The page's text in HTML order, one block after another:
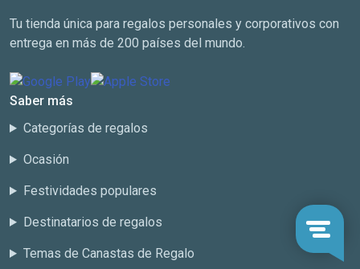
Tu tienda única para regalos personales y corporativos con
entrega en más de 200 países del mundo.
Saber más
Categorías de regalos
Ocasión
Festividades populares
Destinatarios de regalos
Temas de Canastas de Regalo